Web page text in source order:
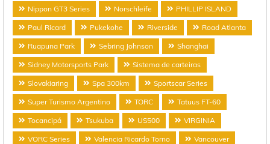
Nippon GT3 Series Norschleife PHILLIP ISLAND
Paul Ricard Pukekohe Riverside Road Atlanta
Ruapuna Park Sebring Johnson Shanghai
Sidney Motorsports Park Sistema de carteiras
Slovakiaring Spa 300km Sportscar Series
Super Turismo Argentino TORC Tatuus FT-60
Tocancipá Tsukuba US500 VIRGINIA
VORC Series Valencia Ricardo Torno Vancouver